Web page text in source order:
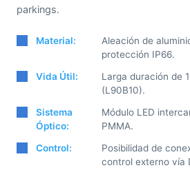
parkings.
Material:
Aleación de
protección IP66.
Vida Útil:
Larga duración de
(L90B10).
Sistema
Óptico:
Módulo LED
PMMA.
Control:
Posibilidad de
control externo vía